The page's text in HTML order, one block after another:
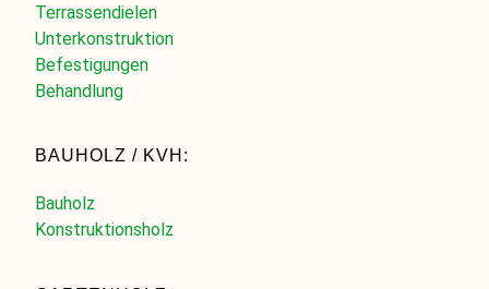
Terrassendielen
Unterkonstruktion
Befestigungen
Behandlung
BAUHOLZ / KVH:
Bauholz
Konstruktionsholz